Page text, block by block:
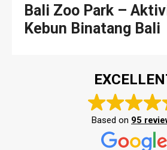
Bali Zoo Park –
Kebun Binatang Bali
Based on 95